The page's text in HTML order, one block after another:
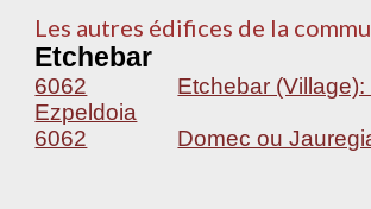
Les autres édifices de la
Etchebar
6062
Etchebar (Village):
Ezpeldoia
6062
Domec ou